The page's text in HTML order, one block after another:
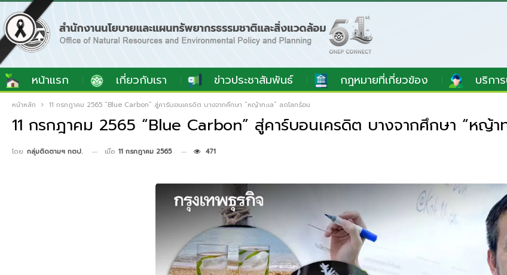
หน้าแรก เกี่ยวกับเรา ข่าวประชาสัมพันธ์ กฎหมายที่เกี่ยวข้อง บริกา
หน้าหลัก 11 กรกฎาคม 2565 “Blue Carbon” สู่คาร์บอนเครดิต บางจากศึกษา “หญ้าทะเล” ลดโลกร้อน
11 กรกฎาคม 2565 “Blue Carbon” สู่คาร์บอนเครดิต บางจากศึกษา “หญ้า
โดย กลุ่มติดตามฯ กตป. เมื่อ 11 กรกฎาคม 2565 471